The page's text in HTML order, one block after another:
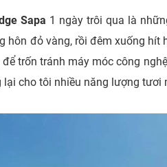
Sapa 1 ngày trôi qua là
hôn đỏ vàng, rồi đêm xuống
trốn tránh máy móc công
lại cho tôi nhiều năng lượng